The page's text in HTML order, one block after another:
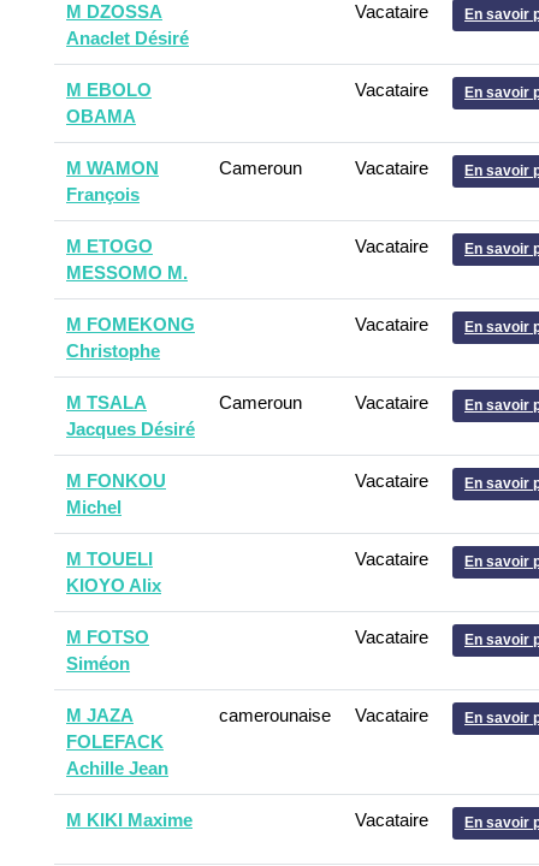
M DZOSSA
Anaclet Désiré
Vacataire En savoir
M EBOLO
OBAMA
Vacataire En savoir
M WAMON
François
Cameroun Vacataire En savoir
M ETOGO
MESSOMO M.
Vacataire En savoir
M FOMEKONG
Christophe
Vacataire En savoir
M TSALA
Jacques Désiré
Cameroun Vacataire En savoir
M FONKOU
Michel
Vacataire En savoir
M TOUELI
KIOYO Alix
Vacataire En savoir
M FOTSO
Siméon
Vacataire En savoir
M JAZA
FOLEFACK
Achille Jean
camerounaise Vacataire En savoir
M KIKI Maxime Vacataire En savoir